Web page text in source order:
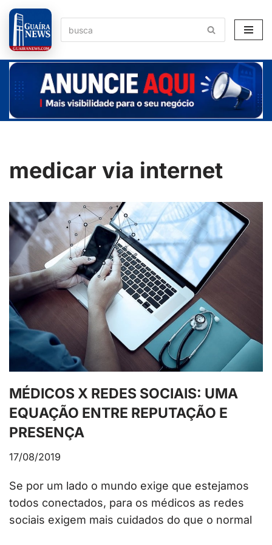
Pular
para
o
conteúdo
medicar via internet
MÉDICOS X REDES SOCIAIS: UMA
EQUAÇÃO ENTRE REPUTAÇÃO E
PRESENÇA
17/08/2019
Se por um lado o mundo exige que estejamos
todos conectados, para os médicos as redes
sociais exigem mais cuidados do que o normal